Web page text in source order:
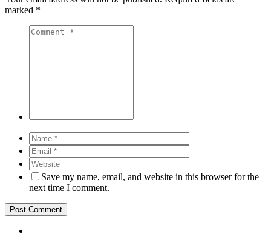
marked *
Save my name, email, and website in this browser for the
next time I comment.